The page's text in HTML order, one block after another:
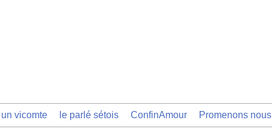
un vicomte le parlé sétois ConfinAmour Promenons nous